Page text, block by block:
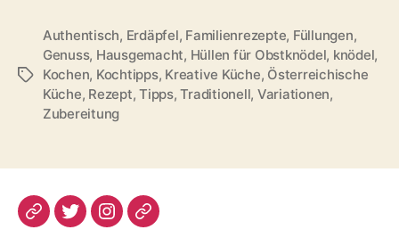
Schlagwörter
Authentisch, Erdäpfel, Familienrezepte, Füllungen,
Genuss, Hausgemacht, Hüllen für Obstknödel, knödel,
Kochen, Kochtipps, Kreative Küche, Österreichische
Küche, Rezept,Tipps,Traditionell, Variationen,
Zubereitung
blogspot
TwitterInstagramPinterest